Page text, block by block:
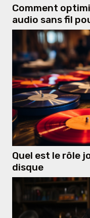
Comment
audio sans fil
Quel est le rôle
disque